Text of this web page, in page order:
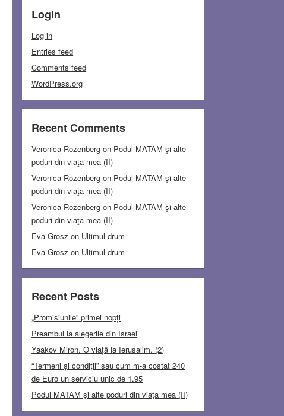
Login
Log in
Entries feed
Comments feed
WordPress.org
Recent Comments
Veronica Rozenberg on Podul MATAM şi alte
poduri din viaţa mea (II)
Veronica Rozenberg on Podul MATAM şi alte
poduri din viaţa mea (II)
Veronica Rozenberg on Podul MATAM şi alte
poduri din viaţa mea (II)
Eva Grosz on Ultimul drum
Eva Grosz on Ultimul drum
Recent Posts
„Promisiunile” primei nopți
Preambul la alegerile din Israel
Yaakov Miron. O viață la Ierusalim. (2)
“Termeni și condiții” sau cum m-a costat 240
de Euro un serviciu unic de 1.95
Podul MATAM şi alte poduri din viaţa mea (II)